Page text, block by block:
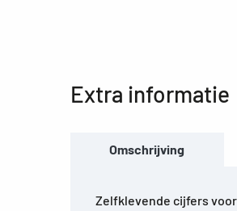
Extra informatie
Omschrijving
Zelfklevende cijfers